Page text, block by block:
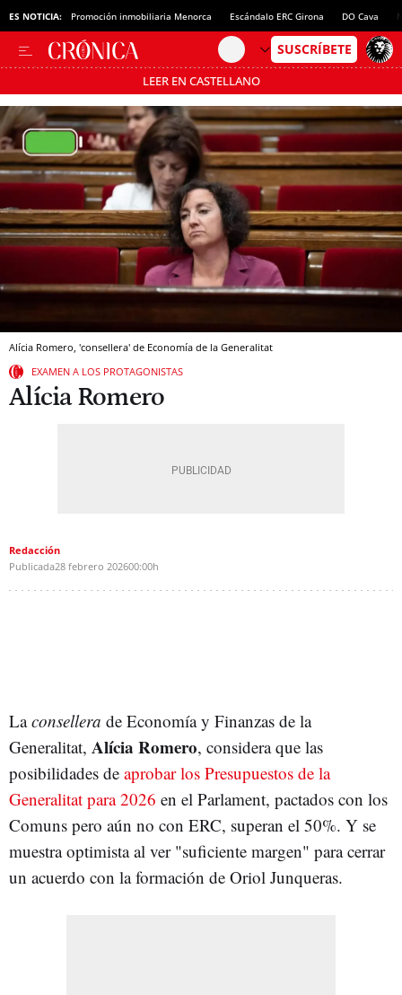
ES NOTICIA: Promoción inmobiliaria Menorca Escándalo ERC Girona DO Cava
LEER EN CASTELLANO
Pásate al MODO AHORRO
Alícia Romero, 'consellera' de Economía de la Generalitat
EXAMEN A LOS PROTAGONISTAS
Alícia Romero
Redacción
Publicada28 febrero 202600:00h
Laconsellera de Economía y Finanzas de la
Generalitat, Alícia Romero, considera que las
posibilidades de aprobar los Presupuestos de la
Generalitat para 2026 en el Parlament, pactados con los
Comuns pero aún no con ERC, superan el 50%. Y se
muestra optimista al ver "suficiente margen" para cerrar
un acuerdo con la formación de Oriol Junqueras.